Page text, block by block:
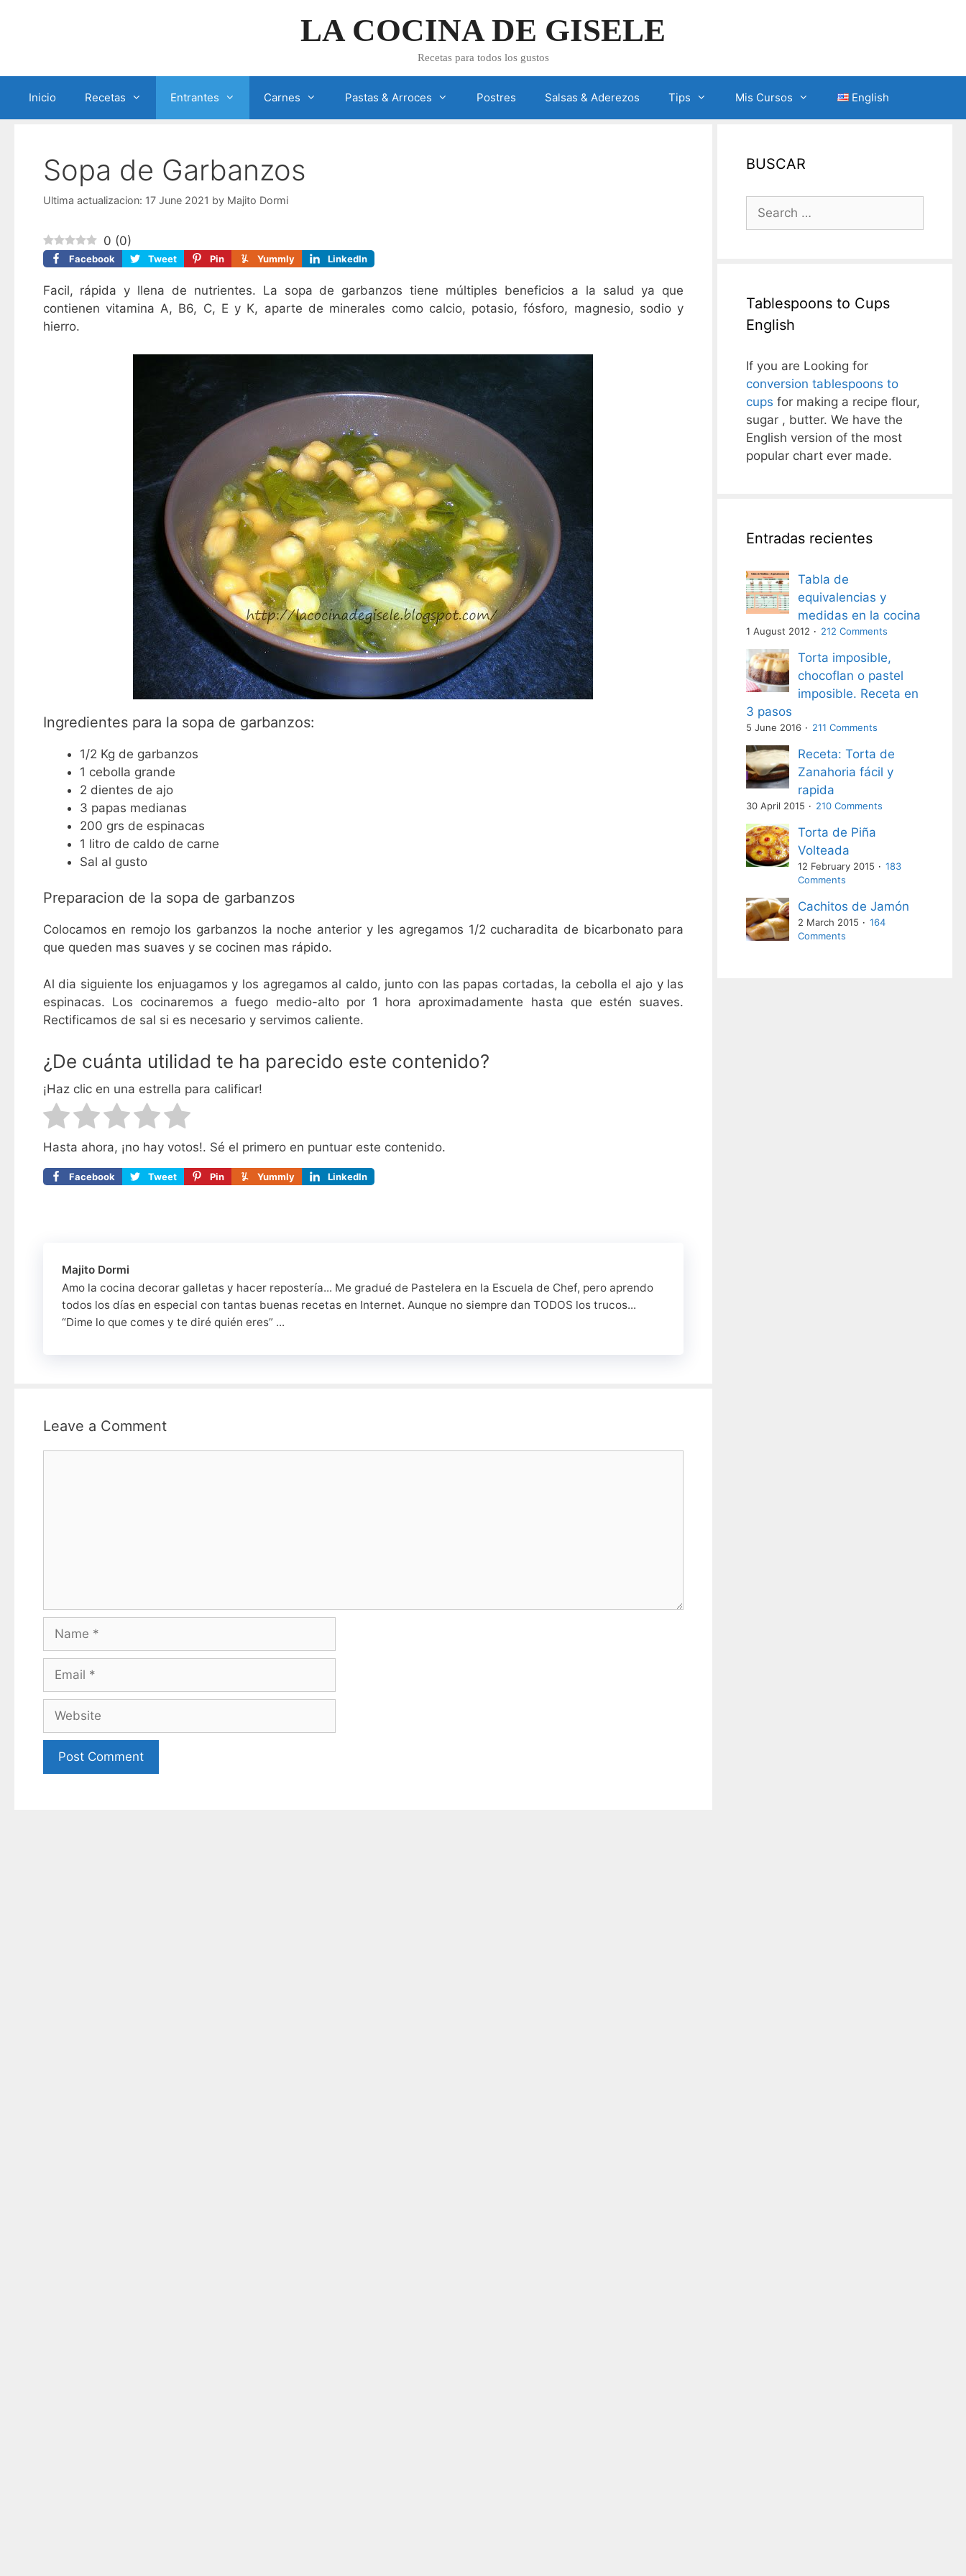
LA COCINA DE GISELE
Recetas para todos los gustos
Inicio Recetas Entrantes Carnes Pastas & Arroces Postres Salsas & Aderezos Tips Mis Cursos English
Sopa de Garbanzos
17 June 2021 by Majito Dormi
0 (0)
Facebook Tweet Pin Yummly LinkedIn
Facil, rápida y llena de nutrientes. La sopa de garbanzos tiene múltiples beneficios a la salud ya que
contienen vitamina A, B6, C, E y K, aparte de minerales como calcio, potasio, fósforo, magnesio, sodio y
hierro.
Ingredientes para la sopa de garbanzos:
1/2 Kg de garbanzos
1 cebolla grande
2 dientes de ajo
3 papas medianas
200 grs de espinacas
1 litro de caldo de carne
Sal al gusto
Preparacion de la sopa de garbanzos
Colocamos en remojo los garbanzos la noche anterior y les agregamos 1/2 cucharadita de bicarbonato para
que queden mas suaves y se cocinen mas rápido.
Al dia siguiente los enjuagamos y los agregamos al caldo, junto con las papas cortadas, la cebolla el ajo y las
espinacas. Los cocinaremos a fuego medio-alto por 1 hora aproximadamente hasta que estén suaves.
Rectificamos de sal si es necesario y servimos caliente.
¿De cuánta utilidad te ha parecido este contenido?
¡Haz clic en una estrella para calificar!
Hasta ahora, ¡no hay votos!. Sé el primero en puntuar este contenido.
Facebook Tweet Pin Yummly LinkedIn
Majito Dormi
Amo la cocina decorar galletas y hacer repostería... Me gradué de Pastelera en la Escuela de Chef, pero aprendo
todos los días en especial con tantas buenas recetas en Internet. Aunque no siempre dan TODOS los trucos...
“Dime lo que comes y te diré quién eres” ...
Leave a Comment
BUSCAR
Search
for:
Tablespoons to Cups
English
If you are Looking for
conversion tablespoons to
cups for making a recipe flour,
sugar , butter. We have the
English version of the most
popular chart ever made.
Entradas recientes
Tabla de
equivalencias y
medidas en la cocina
1 August 2012 212 Comments
Torta imposible,
chocoflan o pastel
imposible. Receta en
3 pasos
5 June 2016 211 Comments
Receta: Torta de
Zanahoria fácil y
rapida
30 April 2015 210 Comments
Torta de Piña
Volteada
12 February 2015
183
Comments
Cachitos de Jamón
2 March 2015
164
Comments